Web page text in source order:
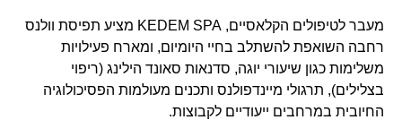
מעבר לטיפולים הקלאסיים, KEDEM SPA מציע תפיסת וולנס
רחבה השואפת להשתלב בחיי היומיום, ומארח פעילויות
משלימות כגון שיעורי יוגה, סדנאות סאונד הילינג (ריפוי
בצלילים), תרגולי מיינדפולנס ותכנים מעולמות הפסיכולוגיה
החיובית במרחבים ייעודיים לקבוצות.